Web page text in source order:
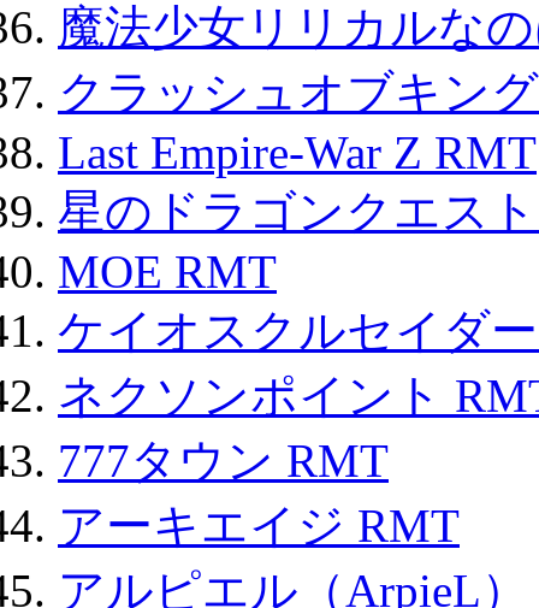
魔法少女リリカルな
クラッシュオブキン
Last Empire-War Z RMT
星のドラゴンクエス
MOE RMT
ケイオスクルセイダ
ネクソンポイント
777タウン RMT
アーキエイジ RMT
アルピエル（ArpieL）